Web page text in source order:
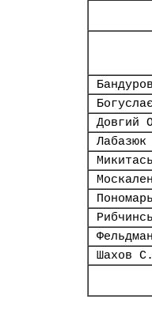
Довгий
Шахов